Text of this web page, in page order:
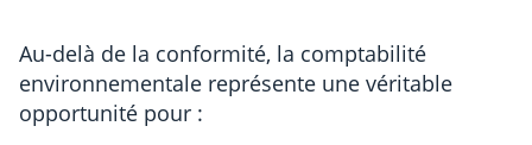
Au-delà de la conformité, la comptabilité
environnementale représente une véritable
opportunité pour :